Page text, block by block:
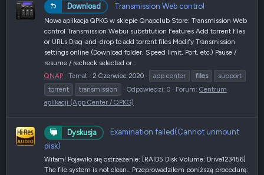
Download Transmission Web control
Nowa aplikacja QPKG w sklepie Qnapclub Store: Transmission Web
control Transmission Webui substitution Features Add torrent files
or URLs Drag-and-drop to add torrent files Modify Transmission
settings online (Download folder, Speed limit, Port, etc.) Pause /
resume / recheck selected or...
QNAP
Temat 2 Czerwiec 2020 app center files
support
torrent
transmission Odpowiedzi: 0 Forum: Centrum
aplikacji (App Center / QPKG)
Dyskusja
Examination failed(Cannot unmount
disk)
Witam! Pojawiło się ostrzeżenie: [RAID5 Disk Volume: Drive123456]
The file system is not clean... Przeprowadziłem poniższą procedurę: